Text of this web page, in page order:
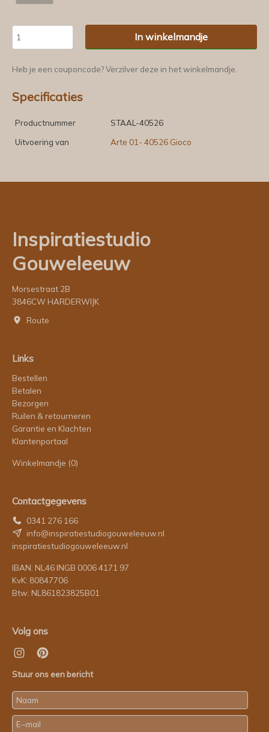
In winkelmandje
Heb je een couponcode? Verzilver deze in het winkelmandje.
Specificaties
Productnummer
STAAL-40526
Uitvoering van
Arte 01- 40526 Gioco
Inspiratiestudio
Gouweleeuw
Morsestraat 2B
3846CW HARDERWIJK
Route
Links
Bestellen
Betalen
Bezorgen
Ruilen & retourneren
Garantie en Klachten
Klantenportaal
Winkelmandje (0)
Contactgegevens
0341 276 166
info@inspiratiestudiogouweleeuw.nl
inspiratiestudiogouweleeuw.nl
IBAN: NL46 INGB 0006 4171 97
KvK: 80847706
Btw: NL861823825B01
Volg ons
Stuur ons een bericht